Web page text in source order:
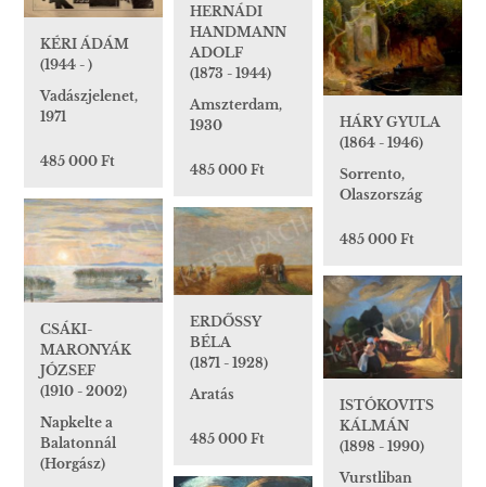
HERNÁDI
HANDMANN
ADOLF
(1873 - 1944)
Amszterdam,
1930
485 000 Ft
KÉRI ÁDÁM
(1944 - )
Vadászjelenet,
1971
485 000 Ft
HÁRY GYULA
(1864 - 1946)
Sorrento,
Olaszország
485 000 Ft
CSÁKI-
MARONYÁK
JÓZSEF
(1910 - 2002)
Napkelte a
Balatonnál
(Horgász)
ERDŐSSY
BÉLA
(1871 - 1928)
Aratás
485 000 Ft
ISTÓKOVITS
KÁLMÁN
(1898 - 1990)
Vurstliban